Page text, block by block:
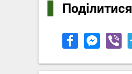
Поділитися